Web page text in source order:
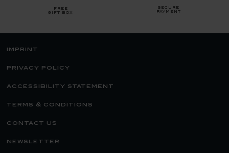
free
gift box
secure
payment
imprint
privacy policy
accessibility statement
terms & conditions
contact us
newsletter